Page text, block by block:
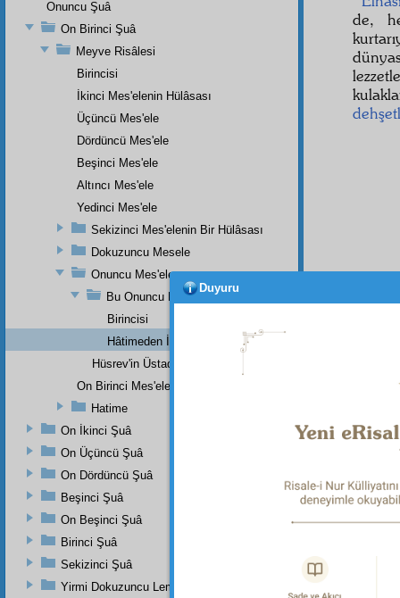
de,
Onuncu Şuâ
On Birinci Şuâ
Meyve Risâlesi
Birincisi
İkinci Mes'elenin Hülâsası
Üçüncü Mes'ele
Dördüncü Mes'ele
Beşinci Mes'ele
Altıncı Mes'ele
Yedinci Mes'ele
Sekizinci Mes'elenin Bir Hülâsası
Dokuzuncu Mesele
Onuncu Mes'ele
Bu Onuncu Meseleye Bir Hatime Olarak İki Haşiye
Birincisi
Hâtimeden İkinci Haşiye
Hüsrev'in Üstadına Yazdığı Mektup
On Birinci Mes'ele
Hatime
On İkinci Şuâ
On Üçüncü Şuâ
On Dördüncü Şuâ
Beşinci Şuâ
On Beşinci Şuâ
Birinci Şuâ
Sekizinci Şuâ
Yirmi Dokuzuncu Lem'adan İkinci Bab
Duyuru